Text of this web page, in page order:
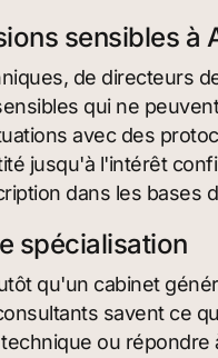
sensibles à
de directeurs
qui ne
avec des
jusqu'à l'intérêt
dans les bases
spécialisation
qu'un cabinet
savent ce
ou répondre